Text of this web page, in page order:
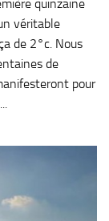
quinzaine
véritable
de 2°c. Nous
de
pour